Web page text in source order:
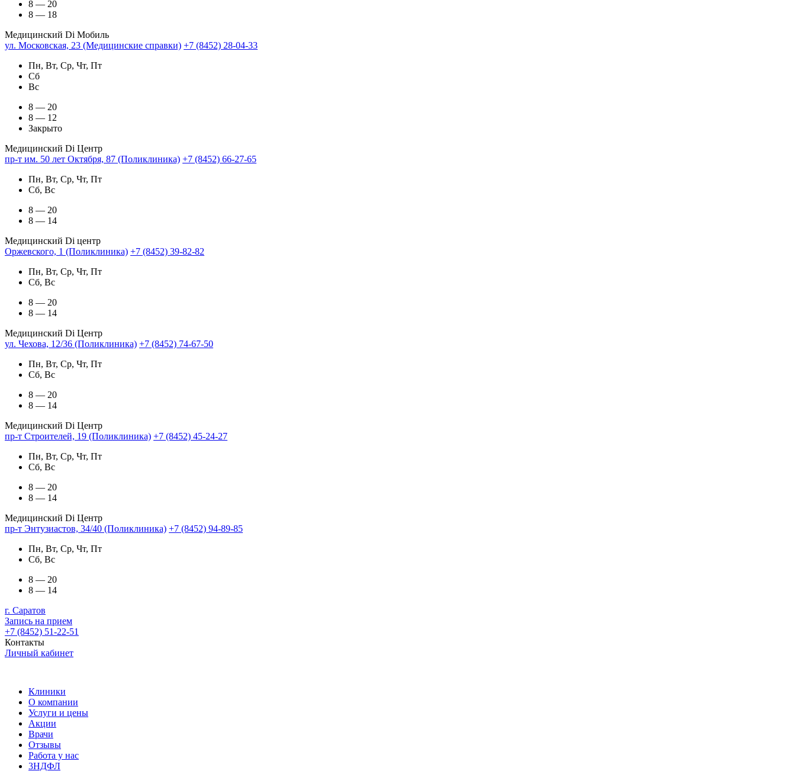
8 — 20
8 — 18
Медицинский Di Мобиль
ул. Московская, 23 (Медицинские справки) +7 (8452) 28-04-33
Пн, Вт, Ср, Чт, Пт
Сб
Вс
8 — 20
8 — 12
Закрыто
Медицинский Di Центр
пр-т им. 50 лет Октября, 87 (Поликлиника) +7 (8452) 66-27-65
Пн, Вт, Ср, Чт, Пт
Сб, Вс
8 — 20
8 — 14
Медицинский Di центр
Оржевского, 1 (Поликлиника) +7 (8452) 39-82-82
Пн, Вт, Ср, Чт, Пт
Сб, Вс
8 — 20
8 — 14
Медицинский Di Центр
ул. Чехова, 12/36 (Поликлиника) +7 (8452) 74-67-50
Пн, Вт, Ср, Чт, Пт
Сб, Вс
8 — 20
8 — 14
Медицинский Di Центр
пр-т Строителей, 19 (Поликлиника) +7 (8452) 45-24-27
Пн, Вт, Ср, Чт, Пт
Сб, Вс
8 — 20
8 — 14
Медицинский Di Центр
пр-т Энтузиастов, 34/40 (Поликлиника) +7 (8452) 94-89-85
Пн, Вт, Ср, Чт, Пт
Сб, Вс
8 — 20
8 — 14
г. Саратов
Запись на прием
+7 (8452) 51-22-51
Контакты
Личный кабинет
Клиники
О компании
Услуги и цены
Акции
Врачи
Отзывы
Работа у нас
3НДФЛ